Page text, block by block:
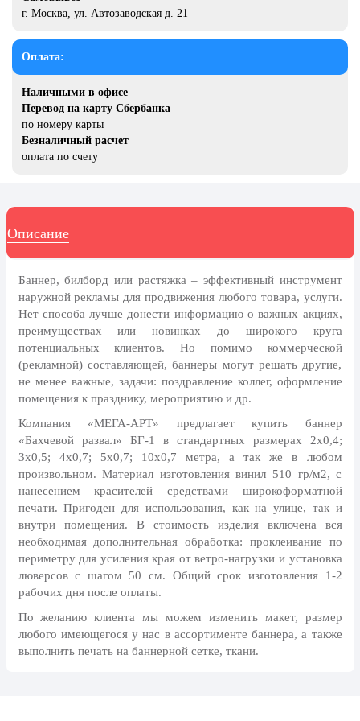
20 декабря, День работника органов
безопасности
Новогоднее оформление
Рождество Христово
19 января, Крещение Господне
22 января, День дедушки
25 января, Татьянин день
15 февраля, День памяти о
россиянах...
23 февраля, День защитника
Отечества
1 марта, День Бабушек
8 марта, Международный женский
день
27 марта, День театра
Апрель, Месячник по
благоустройству
День геолога (первое воскресенье
апреля)
Светлая Пасха
12 апреля, День космонавтики
18 апреля, Дни исторического и
культурного наследия
1 мая, праздник Весны и Труда
г. Москва, ул. Автозаводская д. 21
Оплата:
Наличными в офисе
Перевод на карту Сбербанка
по номеру карты
Безналичный расчет
оплата по счету
Описание
Баннер, билборд или растяжка – эффективный инструмент
наружной рекламы для продвижения любого товара, услуги.
Нет способа лучше донести информацию о важных акциях,
преимуществах или новинках до широкого круга
потенциальных клиентов. Но помимо коммерческой
(рекламной) составляющей, баннеры могут решать другие,
не менее важные, задачи: поздравление коллег, оформление
помещения к празднику, мероприятию и др.
Компания «МЕГА-АРТ» предлагает купить баннер
«Бахчевой развал» БГ-1 в стандартных размерах 2х0,4;
3х0,5; 4х0,7; 5х0,7; 10х0,7 метра, а так же в любом
произвольном. Материал изготовления винил 510 гр/м2, с
нанесением красителей средствами широкоформатной
печати. Пригоден для использования, как на улице, так и
внутри помещения. В стоимость изделия включена вся
необходимая дополнительная обработка: проклеивание по
периметру для усиления края от ветро-нагрузки и установка
люверсов с шагом 50 см. Общий срок изготовления 1-2
рабочих дня после оплаты.
По желанию клиента мы можем изменить макет, размер
любого имеющегося у нас в ассортименте баннера, а также
выполнить печать на баннерной сетке, ткани.